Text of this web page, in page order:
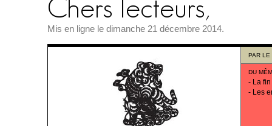
Mis en ligne le dimanche 21 décembre 2014.
PAR LE
DU
- La
- Les